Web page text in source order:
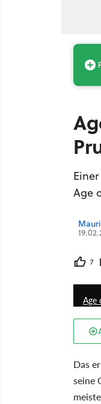
Age
7
Age
Das
seine